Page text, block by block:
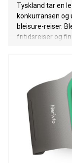
Tyskland tar en
konkurransen
bleisure-reiser.
fritidsreiser og
forretningsreiser